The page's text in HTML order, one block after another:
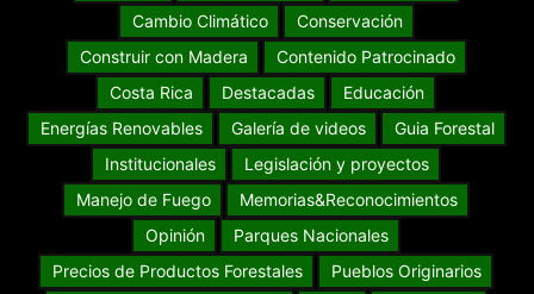
Cambio Climático
Conservación
Construir con Madera
Contenido Patrocinado
Costa Rica
Destacadas
Educación
Energías Renovables
Galería de videos
Guia Forestal
Institucionales
Legislación y proyectos
Manejo de Fuego
Memorias&Reconocimientos
Opinión
Parques Nacionales
Precios de Productos Forestales
Pueblos Originarios